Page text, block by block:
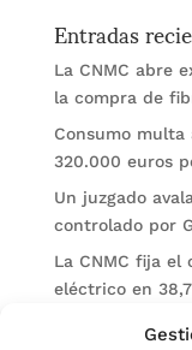
Entradas
La CNMC abre
la compra de
Consumo
320.000 euros
Un juzgado
controlado por
La CNMC fija el
eléctrico en
El BOE publica